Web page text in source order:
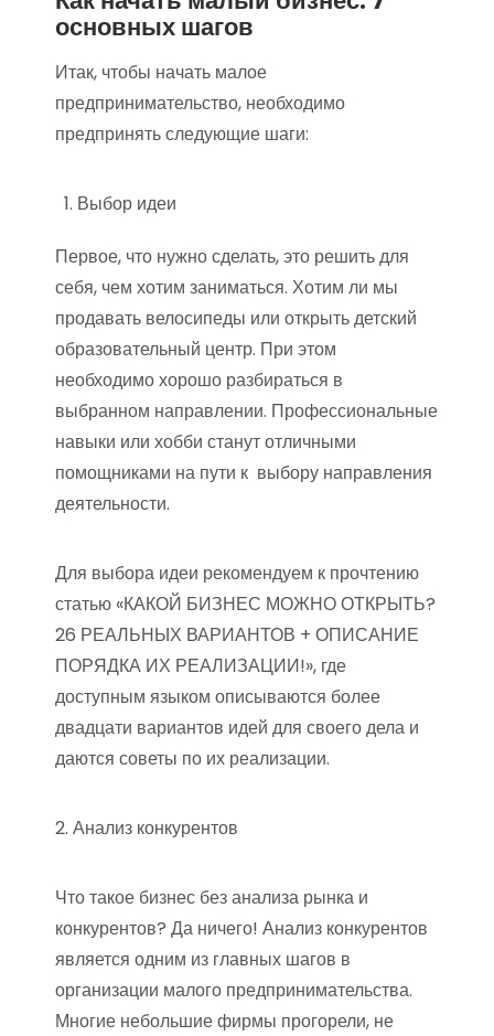
основных шагов
Итак, чтобы начать малое
предпринимательство, необходимо
предпринять следующие шаги:
Выбор идеи
Первое, что нужно сделать, это решить для
себя, чем хотим заниматься. Хотим ли мы
продавать велосипеды или открыть детский
образовательный центр. При этом
необходимо хорошо разбираться в
выбранном направлении. Профессиональные
навыки или хобби станут отличными
помощниками на пути к выбору направления
деятельности.
Для выбора идеи рекомендуем к прочтению
статью «КАКОЙ БИЗНЕС МОЖНО ОТКРЫТЬ?
26 РЕАЛЬНЫХ ВАРИАНТОВ + ОПИСАНИЕ
ПОРЯДКА ИХ РЕАЛИЗАЦИИ!», где
доступным языком описываются более
двадцати вариантов идей для своего дела и
даются советы по их реализации.
2. Анализ конкурентов
Что такое бизнес без анализа рынка и
конкурентов? Да ничего! Анализ конкурентов
является одним из главных шагов в
организации малого предпринимательства.
Многие небольшие фирмы прогорели, не